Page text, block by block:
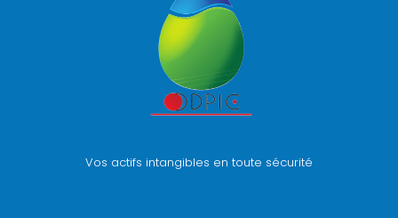
Vos actifs intangibles en toute sécurité